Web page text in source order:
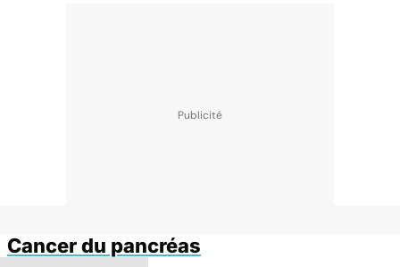
Cancer du pancréas